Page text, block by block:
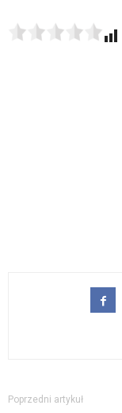
Poprzedni artykuł